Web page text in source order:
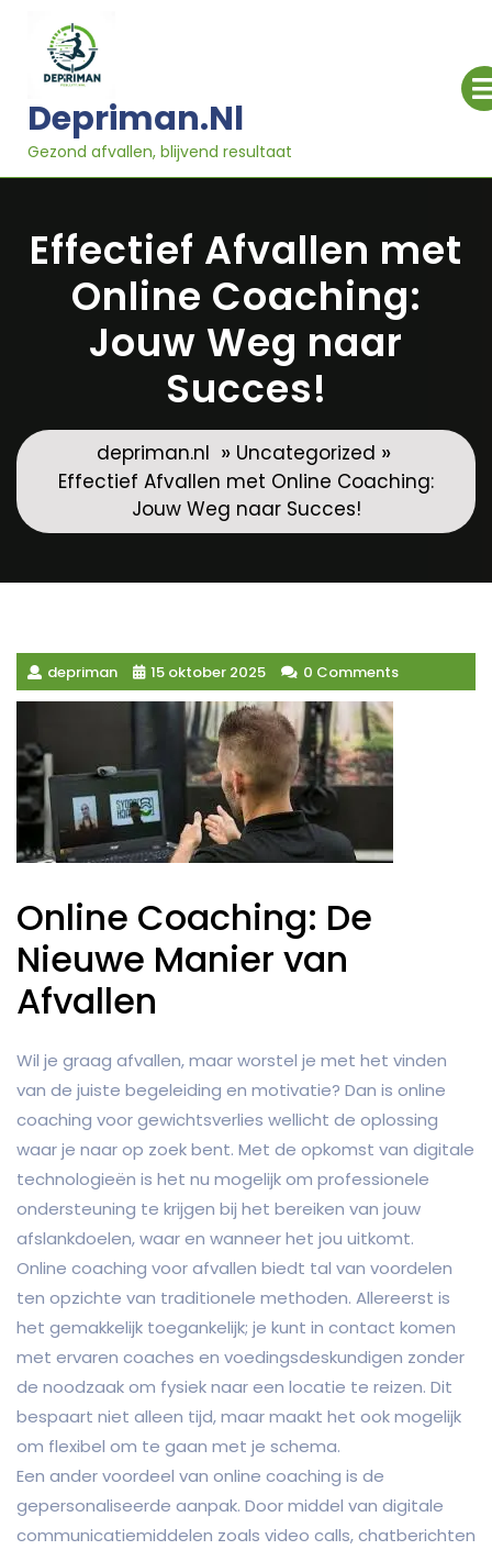
inhoud
Depriman.nl
Gezond afvallen, blijvend resultaat
Effectief Afvallen met
Online Coaching:
Jouw Weg naar
Succes!
depriman.nl » Uncategorized »
Effectief Afvallen met Online Coaching:
Jouw Weg naar Succes!
depriman 15 oktober 2025 0 Comments
Online Coaching: De
Nieuwe Manier van
Afvallen
Wil je graag afvallen, maar worstel je met het vinden
van de juiste begeleiding en motivatie? Dan is online
coaching voor gewichtsverlies wellicht de oplossing
waar je naar op zoek bent. Met de opkomst van digitale
technologieën is het nu mogelijk om professionele
ondersteuning te krijgen bij het bereiken van jouw
afslankdoelen, waar en wanneer het jou uitkomt.
Online coaching voor afvallen biedt tal van voordelen
ten opzichte van traditionele methoden. Allereerst is
het gemakkelijk toegankelijk; je kunt in contact komen
met ervaren coaches en voedingsdeskundigen zonder
de noodzaak om fysiek naar een locatie te reizen. Dit
bespaart niet alleen tijd, maar maakt het ook mogelijk
om flexibel om te gaan met je schema.
Een ander voordeel van online coaching is de
gepersonaliseerde aanpak. Door middel van digitale
communicatiemiddelen zoals video calls, chatberichten